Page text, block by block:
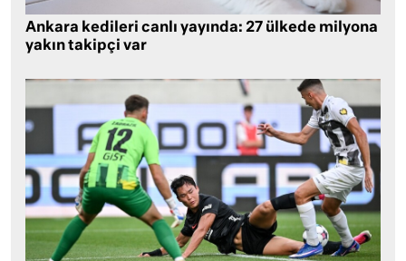
Ankara kedileri canlı yayında: 27 ülkede milyona
yakın takipçi var